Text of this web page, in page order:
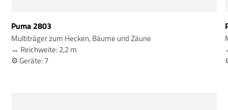
Puma 2803
Multiträger zum Hecken, Bäume und Zäune
↔️ Reichweite: 2,2 m
⚙️ Geräte: 7